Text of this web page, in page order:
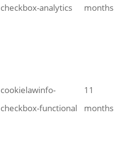
checkbox-analytics
months
cookielawinfo-
checkbox-functional
11
months